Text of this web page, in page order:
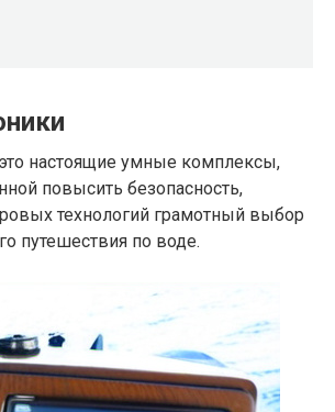
настоящие умные комплексы,
повысить безопасность,
технологий грамотный выбор
путешествия по воде.